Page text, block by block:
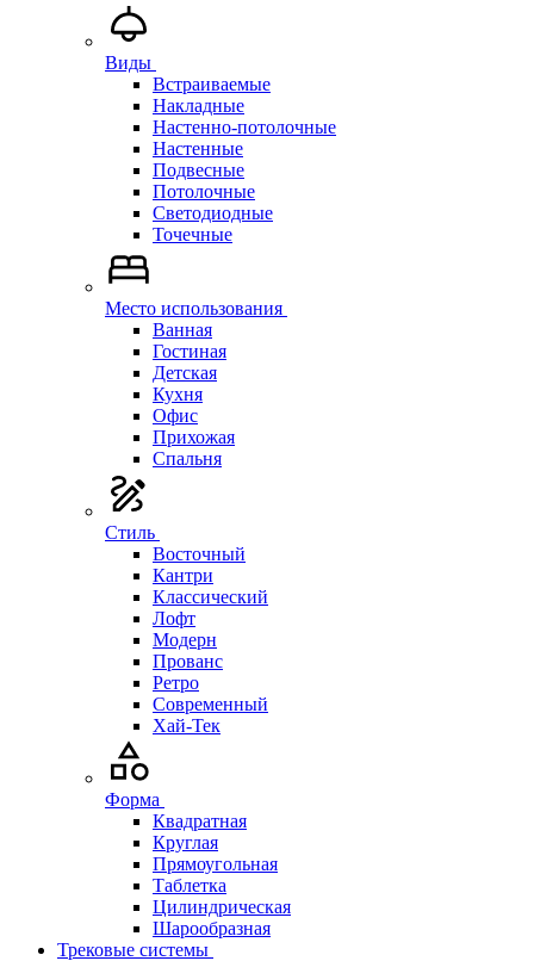
Виды
Встраиваемые
Накладные
Настенно-потолочные
Настенные
Подвесные
Потолочные
Светодиодные
Точечные
Место использования
Ванная
Гостиная
Детская
Кухня
Офис
Прихожая
Спальня
Стиль
Восточный
Кантри
Классический
Лофт
Модерн
Прованс
Ретро
Современный
Хай-Тек
Форма
Квадратная
Круглая
Прямоугольная
Таблетка
Цилиндрическая
Шарообразная
Трековые системы